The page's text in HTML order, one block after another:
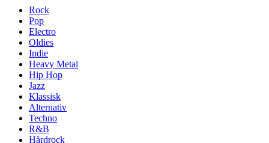
Rock
Pop
Electro
Oldies
Indie
Heavy Metal
Hip Hop
Jazz
Klassisk
Alternativ
Techno
R&B
Hårdrock